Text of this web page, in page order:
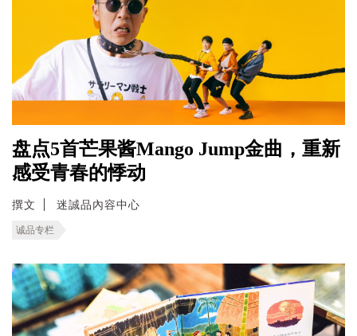
盘点5首芒果酱Mango Jump金曲，重新
感受青春的悸动
撰文 迷誠品內容中心
诚品专栏